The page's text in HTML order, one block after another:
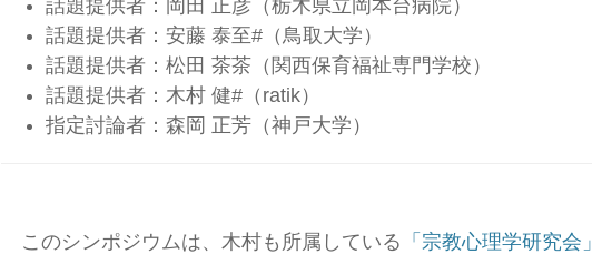
話題提供者：岡田 正彦（栃木県立岡本台病院）
話題提供者：安藤 泰至#（鳥取大学）
話題提供者：松田 茶茶（関西保育福祉専門学校）
話題提供者：木村 健#（ratik）
指定討論者：森岡 正芳（神戸大学）
このシンポジウムは、木村も所属している 「宗教心理学研究会」